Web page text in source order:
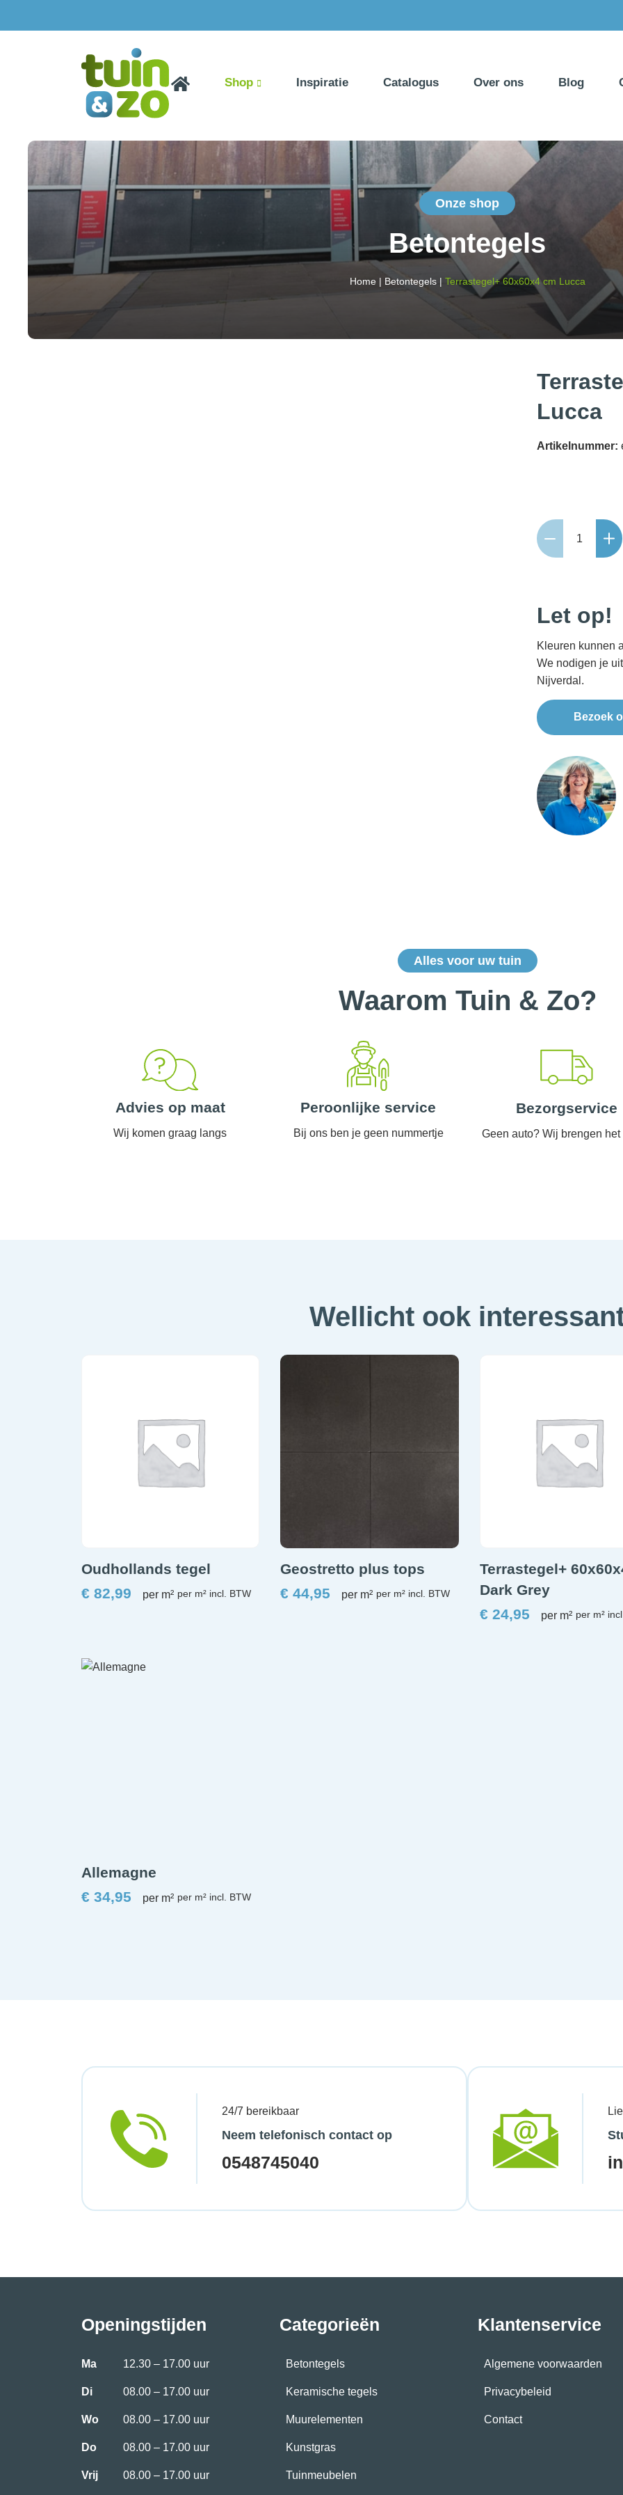
Shop Inspiratie Catalogus Over ons Blog
Onze shop
Betontegels
Home| Betontegels| Terrastegel+ 60x60x4 cm Lucca
Lucca
Artikelnummer:
Terrastegel+
60x60x4
Let op!
Kleuren kunnen
We nodigen je
Nijverdal.
Bezoek
Alles voor uw tuin
Waarom Tuin & Zo?
Advies op maat
Wij komen graag langs
Peroonlijke service
Bij ons ben je geen nummertje
Bezorgservice
Geen auto? Wij brengen het
Wellicht ook
Oudhollands tegel
€ 82,99 per m²
Geostretto plus tops
€ 44,95 per m²
Terrastegel+
Dark Grey
€24,95 per m²
Allemagne
€ 34,95 per m²
24/7 bereikbaar
Neem telefonisch contact op
0548745040
Openingstijden
Ma 12.30 – 17.00 uur
Di 08.00 – 17.00 uur
Wo 08.00 – 17.00 uur
Do 08.00 – 17.00 uur
Vrij 08.00 – 17.00 uur
Categorieën
Betontegels
Keramische tegels
Muurelementen
Kunstgras
Tuinmeubelen
Klantenservice
Algemene voorwaarden
Privacybeleid
Contact